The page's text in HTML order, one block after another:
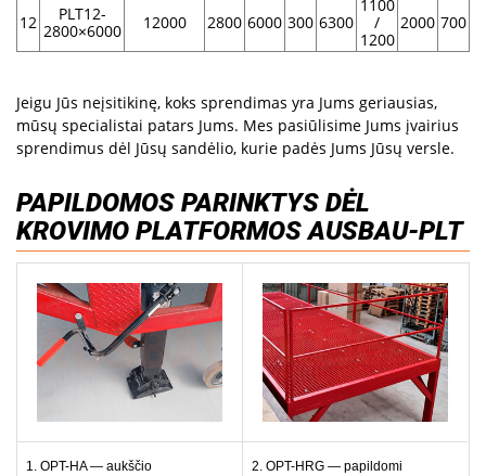
12
PLT12-
2800×6000
12000 2800 6000 300 6300
1100
/
1200
2000 700
Jeigu Jūs neįsitikinę, koks sprendimas yra Jums geriausias,
mūsų specialistai patars Jums. Mes pasiūlisime Jums įvairius
sprendimus dėl Jūsų sandėlio, kurie padės Jums Jūsų versle.
PAPILDOMOS PARINKTYS DĖL
KROVIMO PLATFORMOS AUSBAU-PLT
1. OPT-HA — aukščio
2. OPT-HRG — papildomi